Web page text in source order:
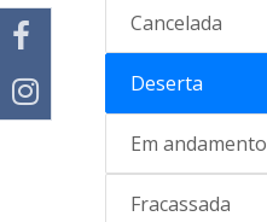
Cancelada
Deserta
Em andamento
Fracassada